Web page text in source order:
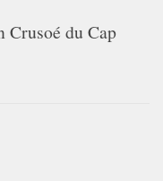
du Cap